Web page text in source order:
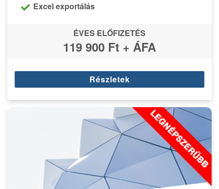
Excel exportálás
ÉVES ELŐFIZETÉS
119 900 Ft + ÁFA
Részletek